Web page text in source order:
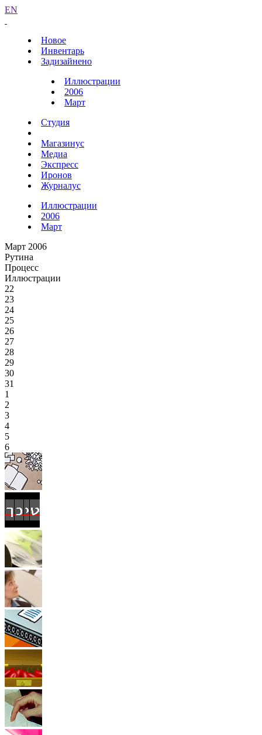
EN
Новое
Инвентарь
Задизайнено
Иллюстрации
2006
Март
Студия
Магазинус
Медиа
Экспресс
Иронов
Журналус
Иллюстрации
2006
Март
Март 2006
Рутина
Процесс
Иллюстрации
22
23
24
25
26
27
28
29
30
31
1
2
3
4
5
6